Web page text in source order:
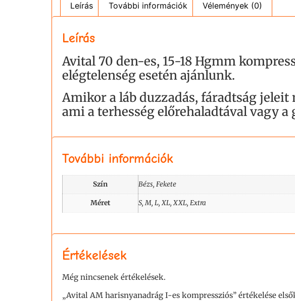
Leírás További információk Vélemények (0)
Leírás
Avital 70 den-es, 15-18 Hgmm
elégtelenség esetén ajánlunk.
Amikor a láb duzzadás, fáradtság jeleit
ami a terhesség előrehaladtával vagy
További információk
Szín Bézs, Fekete
Méret S, M, L, XL, XXL, Extra
Értékelések
Még nincsenek értékelések.
„Avital AM harisnyanadrág I-es kompressziós” értékelése